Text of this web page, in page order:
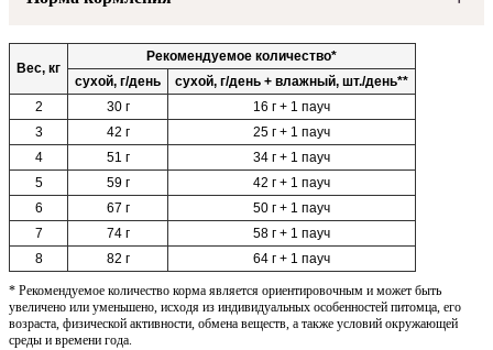
Вес, кг
Рекомендуемое количество*
сухой, г/день
сухой, г/день + влажный, шт./день**
2
30 г
16 г + 1 пауч
3
42 г
25 г + 1 пауч
4
51 г
34 г + 1 пауч
5
59 г
42 г + 1 пауч
6
67 г
50 г + 1 пауч
7
74 г
58 г + 1 пауч
8
82 г 64 г + 1 пауч
* Рекомендуемое количество корма является ориентировочным и может быть
увеличено или уменьшено, исходя из индивидуальных особенностей питомца, его
возраста, физической активности, обмена веществ, а также условий окружающей
среды и времени года.